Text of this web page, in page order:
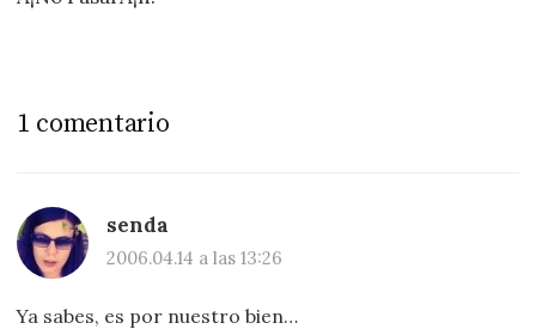
1 comentario
senda
2006.04.14 a las 13:26
Ya sabes, es por nuestro bien…